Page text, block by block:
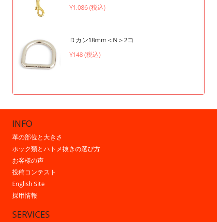
¥1,086 (税込)
Ｄカン18mm＜N＞2コ
¥148 (税込)
INFO
革の部位と大きさ
ホック類とハトメ抜きの選び方
お客様の声
投稿コンテスト
English Site
採用情報
SERVICES